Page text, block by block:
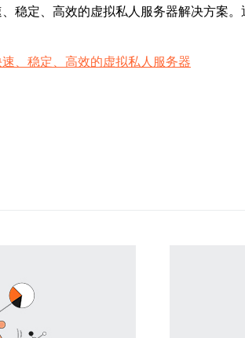
稳定、高效的虚拟私人服务器解决方案
、稳定、高效的虚拟私人服务器